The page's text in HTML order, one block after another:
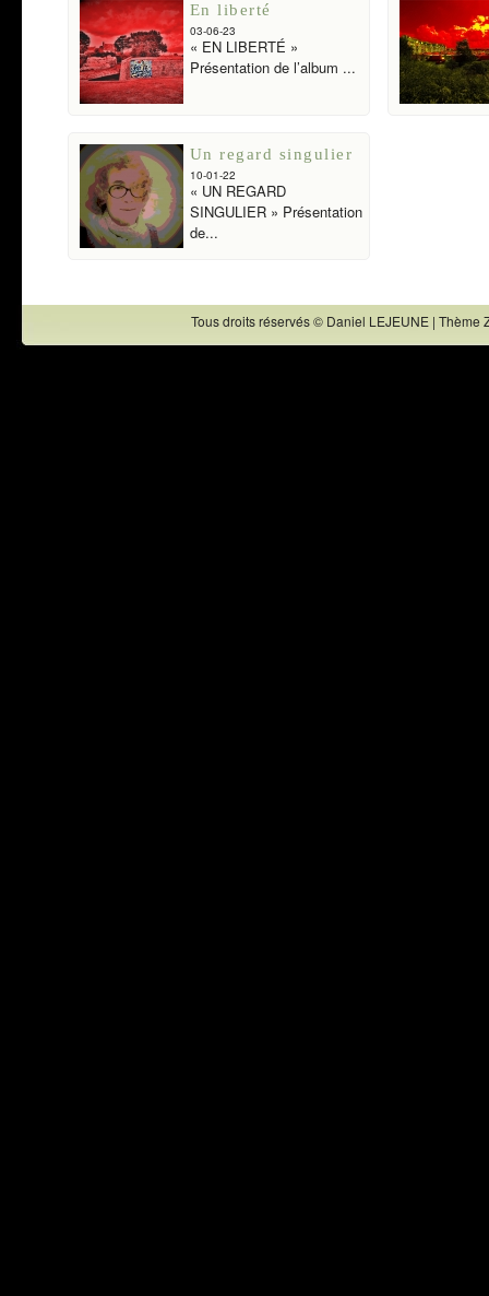
En liberté
03-06-23
« EN LIBERTÉ »
Présentation de l’album ...
Un regard singulier
10-01-22
« UN REGARD
SINGULIER » Présentation
de...
Tous droits réservés © Daniel LEJEUNE |